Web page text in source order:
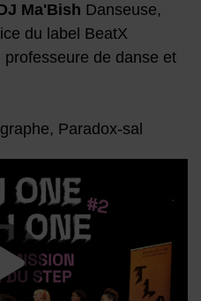
Ma'Bish Danseuse,
du label BeatX
professeure de danse et
Paradox-sal
Lancer la